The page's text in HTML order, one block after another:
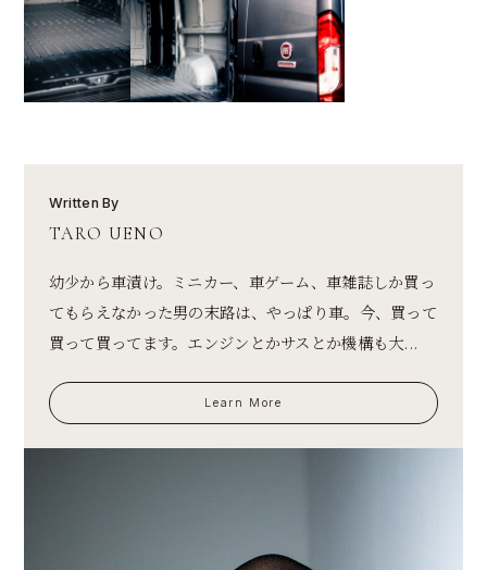
Written By
TARO UENO
幼少から車漬け。ミニカー、車ゲーム、車雑誌しか買っ
てもらえなかった男の末路は、やっぱり車。今、買って
買って買ってます。エンジンとかサスとか機構も大...
Learn More